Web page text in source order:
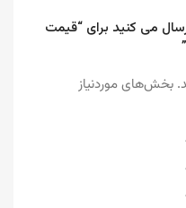
می کنید برای “قیمت
بخش‌های موردنیاز